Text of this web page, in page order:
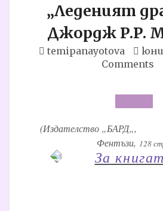
„Леденият
Джордж Р.Р.
temipanayotova юни
Comments
(Издателство „БАРД„, цена:
Фентъзи, 128
За